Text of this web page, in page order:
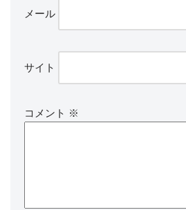
メール
サイト
コメント ※